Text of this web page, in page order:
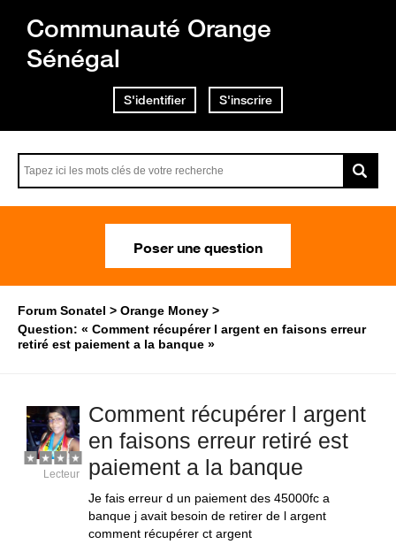
Communauté Orange
Sénégal
S'identifier S'inscrire
Poser une question
Forum Sonatel
Orange Money
Question: « Comment récupérer l argent en faisons erreur
retiré est paiement a la banque »
Comment récupérer l argent
en faisons erreur retiré est
paiement a la banque
Je fais erreur d un paiement des 45000fc a
banque j avait besoin de retirer de l argent
comment récupérer ct argent
Lecteur